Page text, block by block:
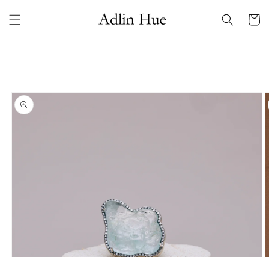
ンツに
進む
ー
商品情
報にス
キップ